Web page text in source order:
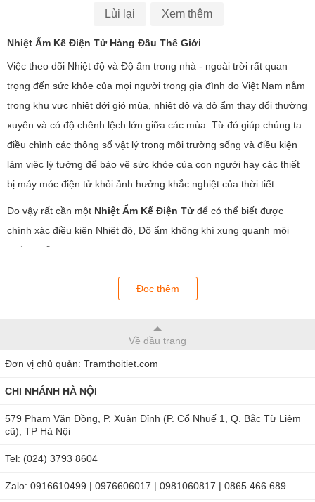
Lùi lại Xem thêm
Nhiệt Ẩm Kế Điện Tử Hàng Đầu Thế Giới
Việc theo dõi Nhiệt độ và Độ ẩm trong nhà - ngoài trời rất quan
trọng đến sức khỏe của mọi người trong gia đình do Việt Nam nằm
trong khu vực nhiệt đới gió mùa, nhiệt độ và độ ẩm thay đổi thường
xuyên và có độ chênh lệch lớn giữa các mùa. Từ đó giúp chúng ta
điều chỉnh các thông số vật lý trong môi trường sống và điều kiện
làm việc lý tưởng để bảo vệ sức khỏe của con người hay các thiết
bị máy móc điện tử khỏi ảnh hưởng khắc nghiệt của thời tiết.
Do vậy rất cần một Nhiệt Ẩm Kế Điện Tửđể có thể biết được
chính xác điều kiện Nhiệt độ, Độ ẩm không khí xung quanh môi
trường sống
do THB nhập khẩu & phân phối sử dụng công
nghệ tiên tiến nhất để xác định Nhiệt độ, Độ ẩm của không khí cả
Ứng dụng Nhiệt kế, ẩm kế điện tử:Dùng để theo dõi và ghi nhiệt
độ và báo độ ẩm trong các gia đình, văn phòng, tòa nhà, trường
Có 2 loạiẨm Nhiệt Kế
biến này có thể dùng dây hoặc không dây)
Tìm đại lý bán hàng trên toàn quốc liên hệ: Mr Nam - 0902 148
Đọc thêm
Về đầu trang
Đơn vị chủ quản: Tramthoitiet.com
CHI NHÁNH HÀ NỘI
579 Phạm Văn Đồng, P. Xuân Đỉnh (P. Cổ Nhuế 1, Q. Bắc Từ Liêm
cũ), TP Hà Nội
Tel: (024) 3793 8604
Zalo: 0916610499 | 0976606017 | 0981060817 | 0865 466 689